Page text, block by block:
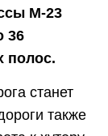
М-23
36
полос.
станет
также